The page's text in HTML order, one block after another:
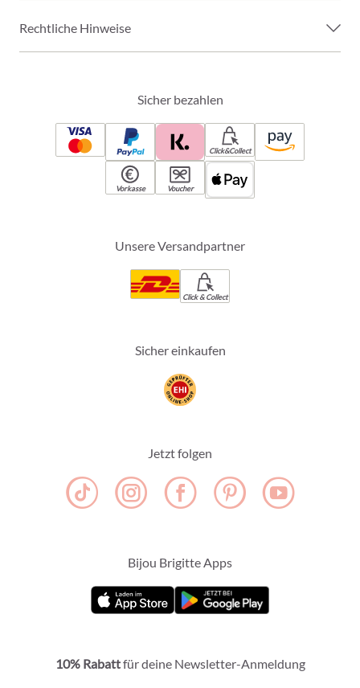
Rechtliche Hinweise
Sicher bezahlen
Click&Collect
Vorkasse Voucher
Unsere Versandpartner
Click & Collect
Sicher einkaufen
Jetzt folgen
Bijou Brigitte Apps
10% Rabattfür deine Newsletter-Anmeldung